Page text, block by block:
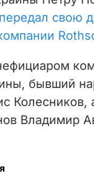
передал свою
бывший
Владимир